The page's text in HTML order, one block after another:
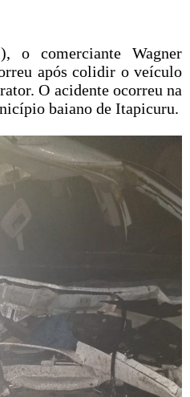
o comerciante Wagner
após colidir o veículo
O acidente ocorreu na
baiano de Itapicuru.